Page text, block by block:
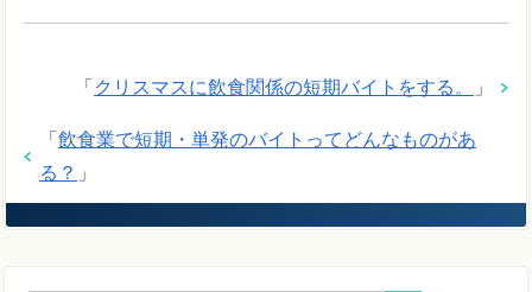
「 クリスマスに飲食関係の短期バイトをする。 」
「 飲食業で短期・単発のバイトってどんなものがあ
る？ 」